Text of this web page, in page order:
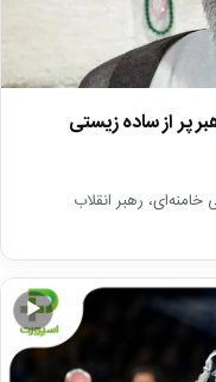
پر از ساده زیستی
رهبر انقلاب
▶